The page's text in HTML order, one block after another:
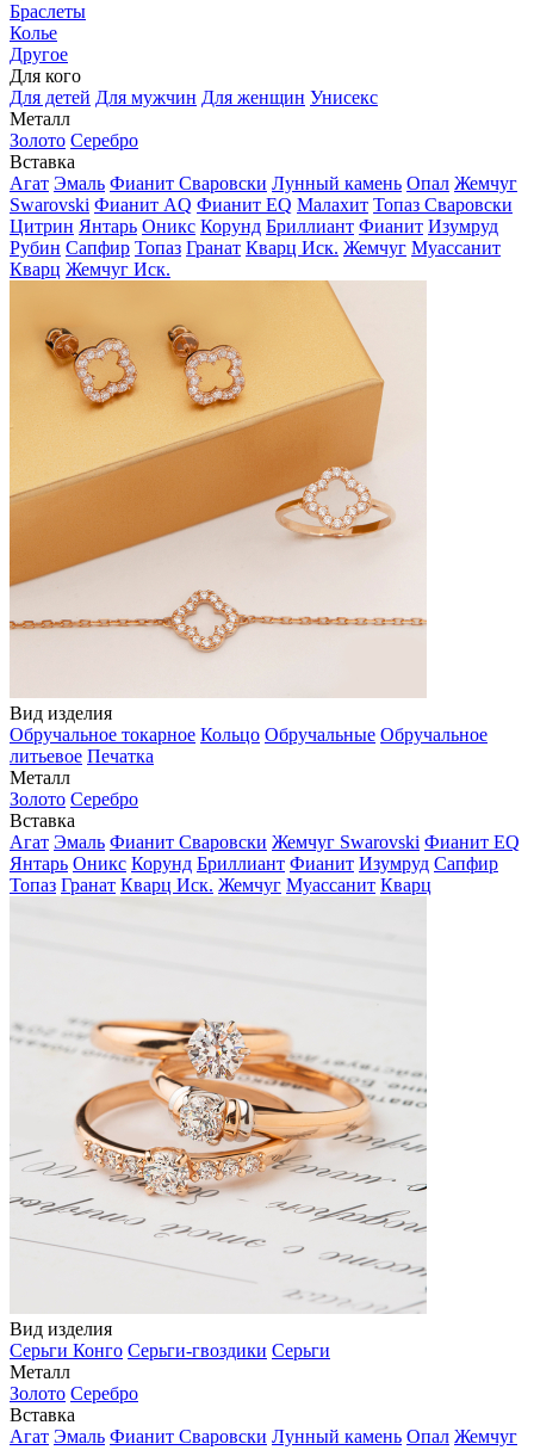
Браслеты
Колье
Другое
Для кого
Для детей Для мужчин Для женщин Унисекс
Металл
Золото Серебро
Вставка
Агат Эмаль Фианит Сваровски Лунный камень Опал Жемчуг
Swarovski Фианит AQ Фианит EQ Малахит Топаз Сваровски
Цитрин Янтарь Оникс Корунд Бриллиант Фианит Изумруд
Рубин Сапфир Топаз Гранат Кварц Иск. Жемчуг Муассанит
Кварц Жемчуг Иск.
Вид изделия
Обручальное токарное Кольцо Обручальные Обручальное
литьевое Печатка
Металл
Золото Серебро
Вставка
Агат Эмаль Фианит Сваровски Жемчуг Swarovski Фианит EQ
Янтарь Оникс Корунд Бриллиант Фианит Изумруд Сапфир
Топаз Гранат Кварц Иск. Жемчуг Муассанит Кварц
Вид изделия
Серьги Конго Серьги-гвоздики Серьги
Металл
Золото Серебро
Вставка
Агат Эмаль Фианит Сваровски Лунный камень Опал Жемчуг